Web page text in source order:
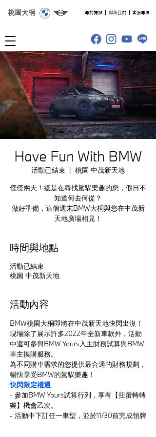
桃園大桐 ​尋找據點 聯絡我們 客服專線
Have Fun With BMW
活動已結束 桃園 中茂新天地
僅僅兩天！總是在尋找駕馭樂趣的您，假日不
知道何去何從？
做好準備，這個週末BMW大桐與您在中茂新
天地廣場相見！
時間與地點
活動已結束
桃園 中茂新天地
活動內容
BMW桃園大桐即將在中茂新天地快閃出沒！
現場除了展示許多2022年全新車款外，活動
中還可參與BMW Yours入主財務試算與BMW
車主換購服務。
為不同購車需求的您提供最合適的財務規劃，
暢快享受BMW的駕馭樂趣！
快閃限定禮遇
- 參加BMW Yours試算行列，享有【扭蛋轉轉
樂】機會乙次。
- 活動中下訂任一車型，並於11/30前完成領牌